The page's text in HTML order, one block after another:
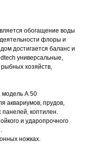
обогащение воды
флоры и
достигается баланс и
универсальные,
рыбных хозяйств,
модель А 50
аквариумов, прудов,
панелей, коптилен.
и ударопрочного
ножках.